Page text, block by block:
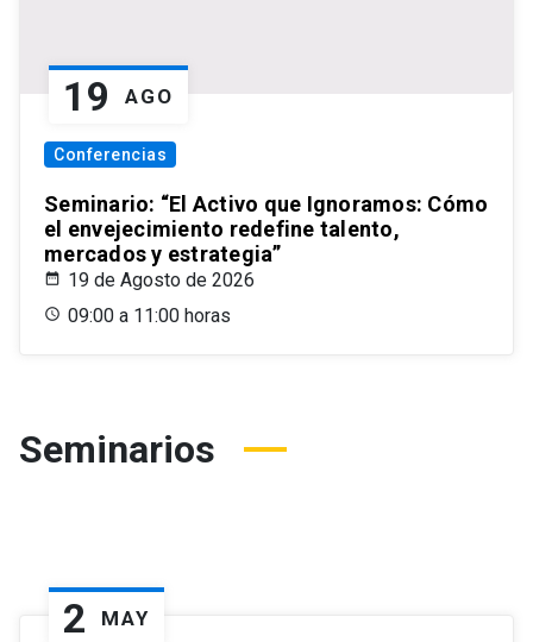
19 AGO
Conferencias
Seminario: “El Activo que Ignoramos: Cómo
el envejecimiento redefine talento,
mercados y estrategia”
19 de Agosto de 2026
09:00 a 11:00 horas
Seminarios
2 MAY